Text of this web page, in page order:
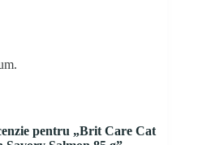
pentru „Brit Care Cat